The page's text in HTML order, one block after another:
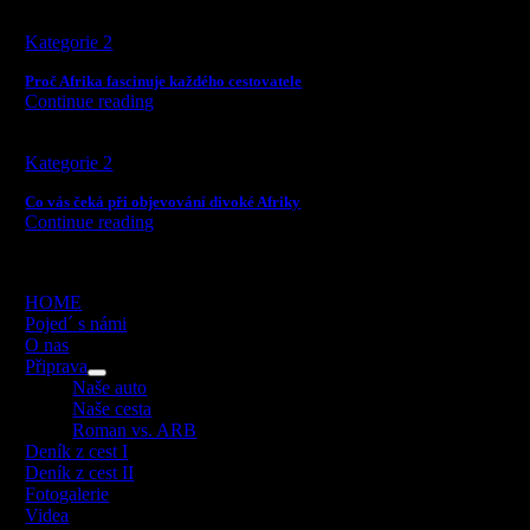
Kategorie 2
Proč Afrika fascinuje každého cestovatele
Continue reading
Kategorie 2
Co vás čeká při objevování divoké Afriky
Continue reading
HOME
Pojed´ s námi
O nas
Připrava
Naše auto
Naše cesta
Roman vs. ARB
Deník z cest I
Deník z cest II
Fotogalerie
Videa